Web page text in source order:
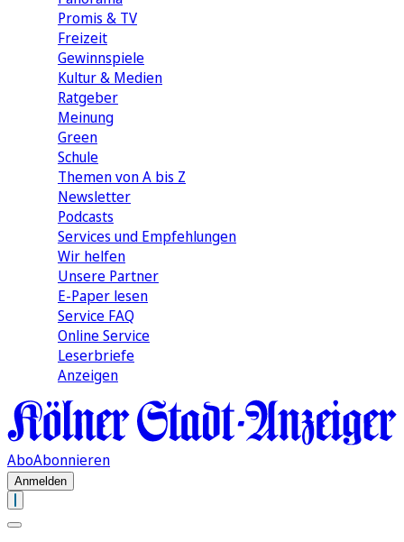
Promis & TV
Freizeit
Gewinnspiele
Kultur & Medien
Ratgeber
Meinung
Green
Schule
Themen von A bis Z
Newsletter
Podcasts
Services und Empfehlungen
Wir helfen
Unsere Partner
E-Paper lesen
Service FAQ
Online Service
Leserbriefe
Anzeigen
AboAbonnieren
Anmelden